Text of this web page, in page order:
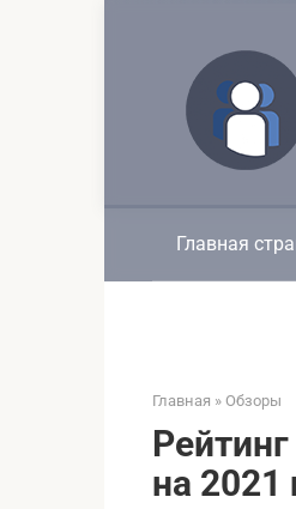
Главная
Главная » Обзоры
на 2021